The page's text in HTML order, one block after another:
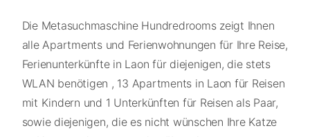
Die Metasuchmaschine Hundredrooms zeigt Ihnen
alle Apartments und Ferienwohnungen für Ihre Reise,
Ferienunterkünfte in Laon für diejenigen, die stets
WLAN benötigen , 13 Apartments in Laon für Reisen
mit Kindern und 1 Unterkünften für Reisen als Paar,
sowie diejenigen, die es nicht wünschen Ihre Katze